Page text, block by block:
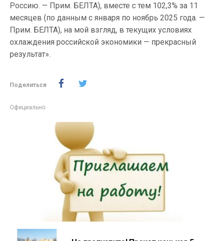
Россию. — Прим. БЕЛТА), вместе с тем 102,3% за 11
месяцев (по данным с января по ноябрь 2025 года. —
Прим. БЕЛТА), на мой взгляд, в текущих условиях
охлаждения российской экономики — прекрасный
результат».
Поделиться
Официально